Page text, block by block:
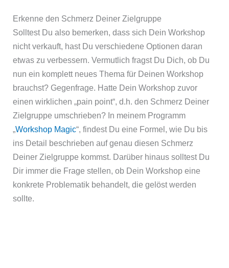
Erkenne den Schmerz Deiner Zielgruppe
Solltest Du also bemerken, dass sich Dein Workshop
nicht verkauft, hast Du verschiedene Optionen daran
etwas zu verbessern. Vermutlich fragst Du Dich, ob Du
nun ein komplett neues Thema für Deinen Workshop
brauchst? Gegenfrage. Hatte Dein Workshop zuvor
einen wirklichen „pain point“, d.h. den Schmerz Deiner
Zielgruppe umschrieben? In meinem Programm
„Workshop Magic“, findest Du eine Formel, wie Du bis
ins Detail beschrieben auf genau diesen Schmerz
Deiner Zielgruppe kommst. Darüber hinaus solltest Du
Dir immer die Frage stellen, ob Dein Workshop eine
konkrete Problematik behandelt, die gelöst werden
sollte.